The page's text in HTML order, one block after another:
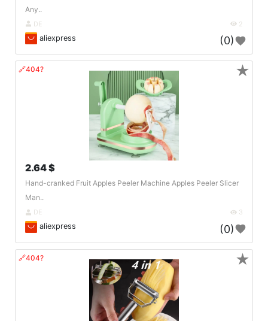
Any..
DE 2
aliexpress (0)
🔗404?
2.64 $
Hand-cranked Fruit Apples Peeler Machine Apples Peeler Slicer
Man..
DE 3
aliexpress (0)
★
🔗404? ★